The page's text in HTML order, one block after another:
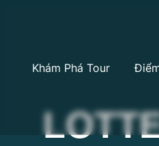
Khám Phá Tour